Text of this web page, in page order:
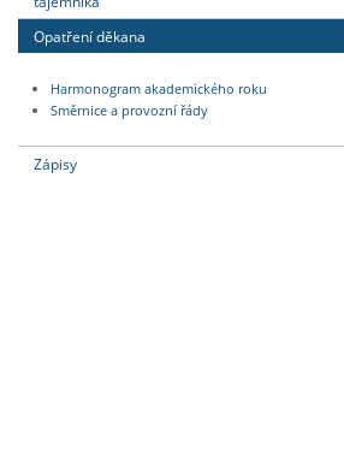
Opatření děkana
Harmonogram akademického roku
Směrnice a provozní řády
Zápisy